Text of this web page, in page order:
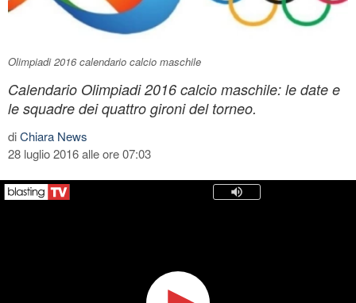
Olimpiadi 2016 calendario calcio maschile
Calendario Olimpiadi 2016 calcio maschile: le date e
le squadre dei quattro gironi del torneo.
diChiara News
28 luglio 2016 alle ore 07:03